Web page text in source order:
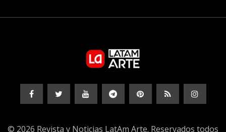
© 2026 Revista y Noticias LatAm Arte. Reservados todos